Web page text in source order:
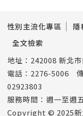
性別主流化專區 隱
全文檢索
地址：242008 新北
電話：2276-5006
02923803
服務時間：週一至週
Copyright © 2025新